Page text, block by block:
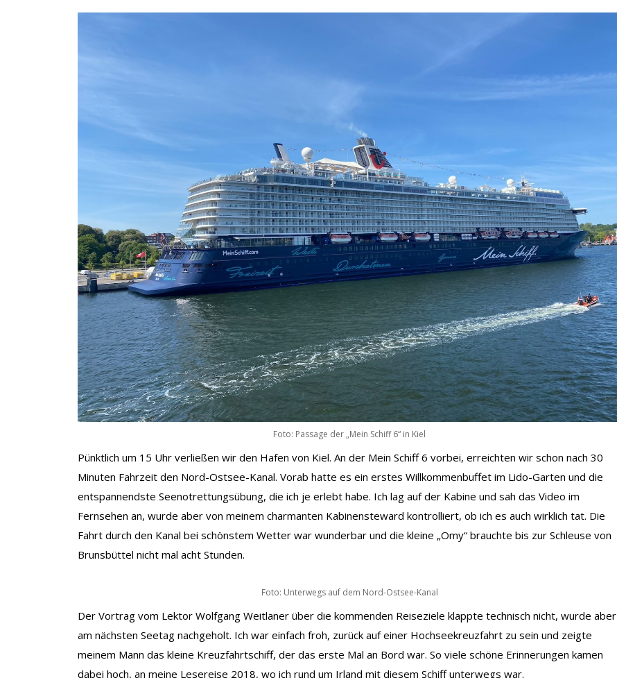
Foto: Passage der „Mein Schiff 6“ in Kiel
Pünktlich um 15 Uhr verließen wir den Hafen von Kiel. An der Mein Schiff 6 vorbei, erreichten wir schon nach 30
Minuten Fahrzeit den Nord-Ostsee-Kanal. Vorab hatte es ein erstes Willkommenbuffet im Lido-Garten und die
entspannendste Seenotrettungsübung, die ich je erlebt habe. Ich lag auf der Kabine und sah das Video im
Fernsehen an, wurde aber von meinem charmanten Kabinensteward kontrolliert, ob ich es auch wirklich tat. Die
Fahrt durch den Kanal bei schönstem Wetter war wunderbar und die kleine „Omy“ brauchte bis zur Schleuse von
Brunsbüttel nicht mal acht Stunden.
Foto: Unterwegs auf dem Nord-Ostsee-Kanal
Der Vortrag vom Lektor Wolfgang Weitlaner über die kommenden Reiseziele klappte technisch nicht, wurde aber
am nächsten Seetag nachgeholt. Ich war einfach froh, zurück auf einer Hochseekreuzfahrt zu sein und zeigte
meinem Mann das kleine Kreuzfahrtschiff, der das erste Mal an Bord war. So viele schöne Erinnerungen kamen
dabei hoch, an meine Lesereise 2018, wo ich rund um Irland mit diesem Schiff unterwegs war.